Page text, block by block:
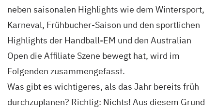
neben saisonalen Highlights wie dem Wintersport,
Karneval, Frühbucher-Saison und den sportlichen
Highlights der Handball-EM und den Australian
Open die Affiliate Szene bewegt hat, wird im
Folgenden zusammengefasst.
Was gibt es wichtigeres, als das Jahr bereits früh
durchzuplanen? Richtig: Nichts! Aus diesem Grund